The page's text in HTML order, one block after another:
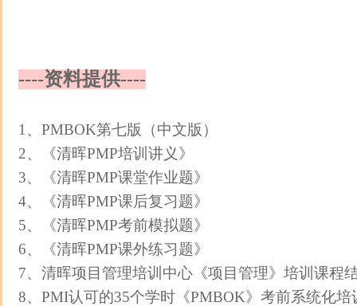
----资料提供----
1、PMBOK第七版（中文版）
2、《清晖PMP培训讲义》
3、《清晖PMP课堂作业题》
4、《清晖PMP课后复习题》
5、《清晖PMP考前模拟题》
6、《清晖PMP课外练习题》
7、清晖项目管理培训中心《项目管理》培训课程
8、PMI认可的35个学时《PMBOK》考前系统化